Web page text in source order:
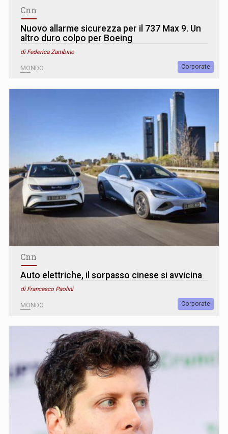
Cnn
Nuovo allarme sicurezza per il 737 Max 9. Un
altro duro colpo per Boeing
di Federica Zambino
MONDO Corporate
Cnn
Auto elettriche, il sorpasso cinese si avvicina
di Francesco Paolini
MONDO Corporate